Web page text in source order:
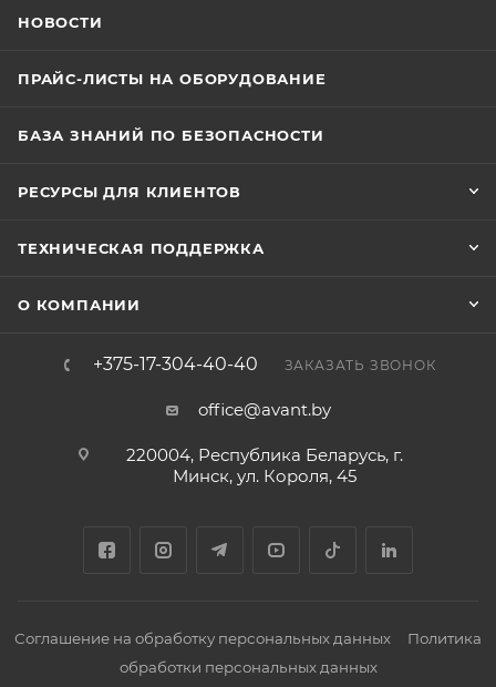
НОВОСТИ
ПРАЙС-ЛИСТЫ НА ОБОРУДОВАНИЕ
БАЗА ЗНАНИЙ ПО БЕЗОПАСНОСТИ
РЕСУРСЫ ДЛЯ КЛИЕНТОВ
ТЕХНИЧЕСКАЯ ПОДДЕРЖКА
О КОМПАНИИ
+375-17-304-40-40 ЗАКАЗАТЬ ЗВОНОК
office@avant.by
220004, Республика Беларусь, г.
Минск, ул. Короля, 45
Соглашение на обработку персональных данных
Политика
обработки персональных данных